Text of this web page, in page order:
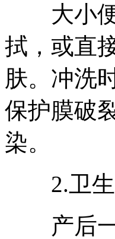
大小便
拭，或直
肤。冲洗
保护膜破
染。
2.卫生
产后一